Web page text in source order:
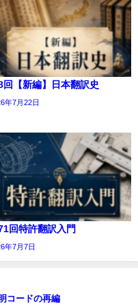
回【新編】日本翻訳史
年7月22日
回特許翻訳入門
年7月7日
コードの再編